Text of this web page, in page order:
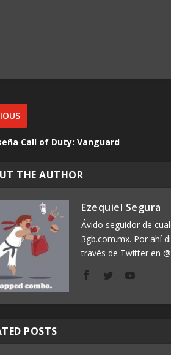
Call of Duty: Vanguard
THE AUTHOR
Ezequiel Segura
Ávido seguidor de
3gb.com.mx. Por ahí
través de Twitter en
POSTS